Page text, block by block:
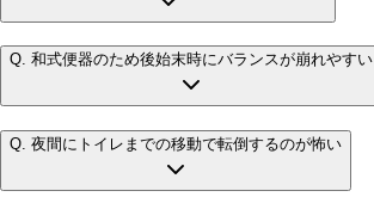
Q. 和式便器のため後始末時にバランスが崩れやすい
Q. 夜間にトイレまでの移動で転倒するのが怖い